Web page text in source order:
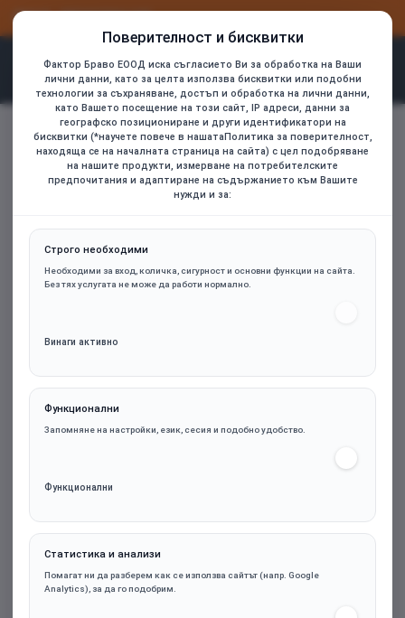
Поверителност и бисквитки
Фактор Браво ЕООД иска съгласието Ви за обработка на Ваши
лични данни, като за целта използва бисквитки или подобни
технологии за съхраняване, достъп и обработка на лични данни,
като Вашето посещение на този сайт, IP адреси, данни за
географско позициониране и други идентификатори на
бисквитки (*научете повече в нашатаПолитика за поверителност,
находяща се на началната страница на сайта) с цел подобряване
на нашите продукти, измерване на потребителските
предпочитания и адаптиране на съдържанието към Вашите
нужди и за:
Строго необходими
Необходими за вход, количка, сигурност и основни функции на сайта.
Без тях услугата не може да работи нормално.
Винаги активно
Функционални
Запомняне на настройки, език, сесия и подобно удобство.
Функционални
Статистика и анализи
Помагат ни да разберем как се използва сайтът (напр. Google
Analytics), за да го подобрим.
ВХОД
home
be quiet! захранване PSU ATX 3.1 - PURE POWER 12 1000W
12 1000W